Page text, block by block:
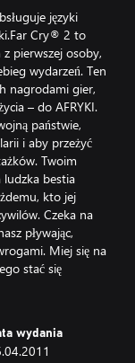
języki
Cry® 2 to
pierwszej osoby,
wydarzeń. Ten
nagrodami gier,
– do AFRYKI.
państwie,
i aby przeżyć
Twoim
ludzka bestia
kto jej
Czeka na
pływając,
Miej się na
stać się
wydania